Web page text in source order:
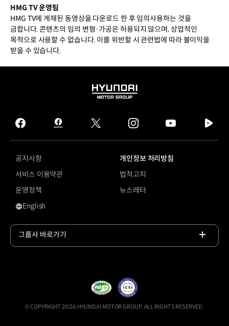
HMG TV 운영팀
HMG TV에 게재된 동영상을 다운로드 한 후 임의사용하는 것을
금합니다. 콘텐츠의 임의 변형·가공은 허용되지 않으며, 상업적인
목적으로 사용할 수 없습니다. 이를 위반할 시 관련법에 따라 불이익을
받을 수 있습니다.
HYUNDAI
GROUP
facebook
hmg
journal
twitter instagram
tv
공지사항
개인정보 처리방침
서비스 이용약관
법적고지
운영정책
뉴스레터
영문 사이트로 이동
English
그룹사 바로가기
© COPYRIGHT 2026 HYUNDAI MOTOR GROUP, ALL RIGHTS RESERVED.